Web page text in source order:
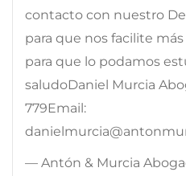
contacto con nuestro
para que nos facilite
para que lo podamos
saludoDaniel Murcia
779Email:
— Antón & Murcia